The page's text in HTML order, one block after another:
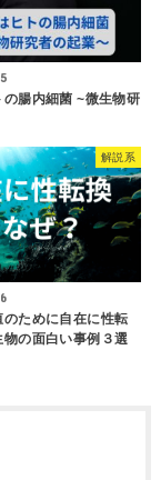
の腸内細菌 ~微生物研
解説系
のために自在に性転
の面白い事例３選